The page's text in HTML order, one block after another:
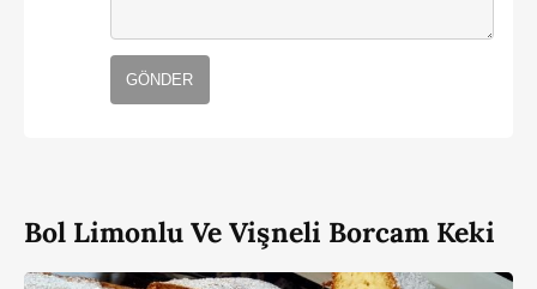
GÖNDER
Bol Limonlu Ve Vişneli Borcam Keki